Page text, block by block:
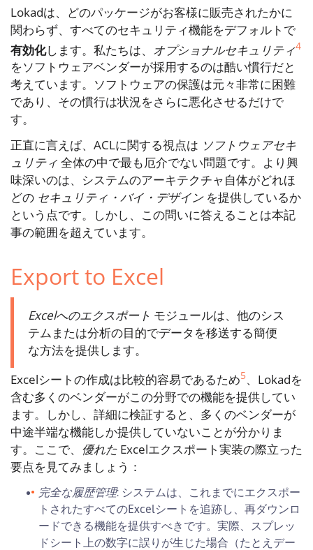
Lokadは、どのパッケージがお客様に販売されたかに
関わらず、すべてのセキュリティ機能をデフォルトで
有効化します。私たちは、 オプショナルセキュリティ4
をソフトウェアベンダーが採用するのは酷い慣行だと
考えています。ソフトウェアの保護は元々非常に困難
であり、その慣行は状況をさらに悪化させるだけで
す。
正直に言えば、ACLに関する視点は ソフトウェアセキ
ュリティ 全体の中で最も厄介でない問題です。より興
味深いのは、システムのアーキテクチャ自体がどれほ
どの セキュリティ・バイ・デザインを提供しているか
という点です。しかし、この問いに答えることは本記
事の範囲を超えています。
Export to Excel
Excelへのエクスポート モジュールは、他のシス
テムまたは分析の目的でデータを移送する簡便
な方法を提供します。
Excelシートの作成は比較的容易であるため5、Lokadを
含む多くのベンダーがこの分野での機能を提供してい
ます。しかし、詳細に検証すると、多くのベンダーが
中途半端な機能しか提供していないことが分かりま
す。ここで、 優れた Excelエクスポート実装の際立った
要点を見てみましょう：
完全な履歴管理: システムは、これまでにエクスポー
トされたすべてのExcelシートを追跡し、再ダウンロ
ードできる機能を提供すべきです。実際、スプレッ
ドシート上の数字に誤りが生じた場合（たとえデー